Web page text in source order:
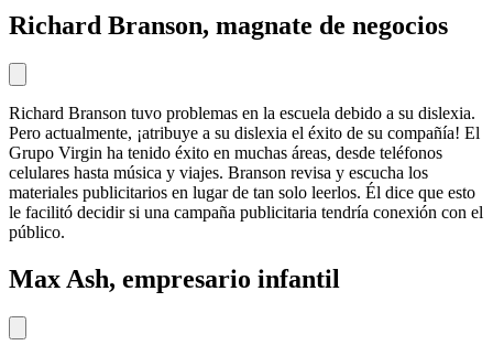
Richard Branson, magnate de negocios
Richard Branson tuvo problemas en la escuela debido a su dislexia.
Pero actualmente, ¡atribuye a su dislexia el éxito de su compañía! El
Grupo Virgin ha tenido éxito en muchas áreas, desde teléfonos
celulares hasta música y viajes. Branson revisa y escucha los
materiales publicitarios en lugar de tan solo leerlos. Él dice que esto
le facilitó decidir si una campaña publicitaria tendría conexión con el
público.
Max Ash, empresario infantil